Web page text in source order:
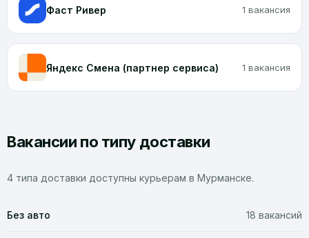
Фаст Ривер 1 вакансия
Яндекс Смена (партнер сервиса) 1 вакансия
Вакансии по типу доставки
4 типа доставки доступны курьерам в Мурманске.
Без авто 18 вакансий